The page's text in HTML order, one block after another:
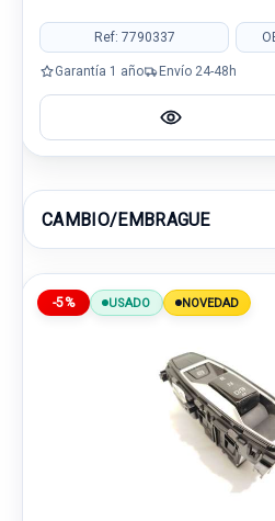
Ref: 7790337
Garantía 1 año Envío 24-48h
CAMBIO/EMBRAGUE
-5% USADO NOVEDAD